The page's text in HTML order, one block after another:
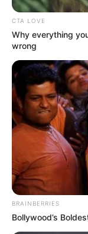
Fique
notícias de
CTA LOVE
Why everything
wrong
BRAINBERRIES
Bollywood’s